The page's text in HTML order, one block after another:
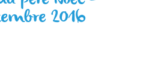
2016